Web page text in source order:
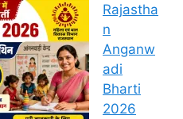
Rajastha
n
Anganw
adi
Bharti
2026